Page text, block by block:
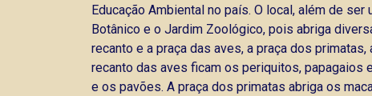
Educação Ambiental no país. O local, além de
Botânico e o Jardim Zoológico, pois abriga
recanto e a praça das aves, a praça dos
recanto das aves ficam os periquitos, papagaios
e os pavões. A praça dos primatas abriga os